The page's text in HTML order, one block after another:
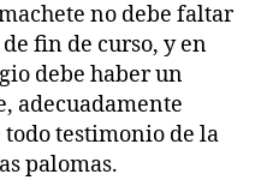
no debe faltar
fin de curso, y en
debe haber un
adecuadamente
testimonio de la
palomas.